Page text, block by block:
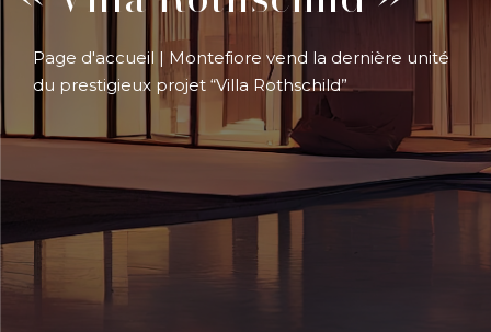
Page d'accueil | Montefiore vend la dernière unité
du prestigieux projet “Villa Rothschild”